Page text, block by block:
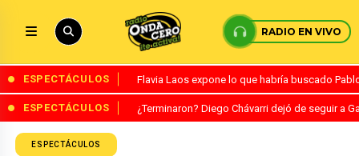
RADIO EN VIVO
ESPECTÁCULOS Flavia Laos expone lo que habría buscado
ESPECTÁCULOS ¿Terminaron? Diego Chávarri dejó de seguir a
ESPECTÁCULOS